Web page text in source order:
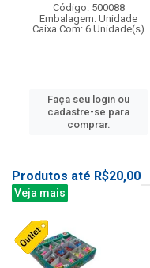
Código: 500088
Embalagem: Unidade
Caixa Com: 6 Unidade(s)
Faça seu login ou
cadastre-se para
comprar.
Produtos até R$20,00
Veja mais